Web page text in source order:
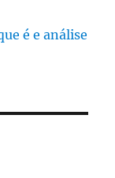
é e análise